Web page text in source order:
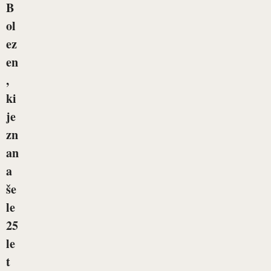
B
ol
ez
en
,
ki
je
zn
an
a
še
le
25
le
t